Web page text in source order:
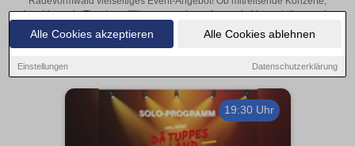
Alle Cookies akzeptieren Alle Cookies ablehnen
Einstellungen Datenschutzerklärung
inspirierende Theateraufführungen oder aufregende Veranstaltungen in
Radevormwald – hier finden alles im Überblick und Tickets.
19:30 Uhr